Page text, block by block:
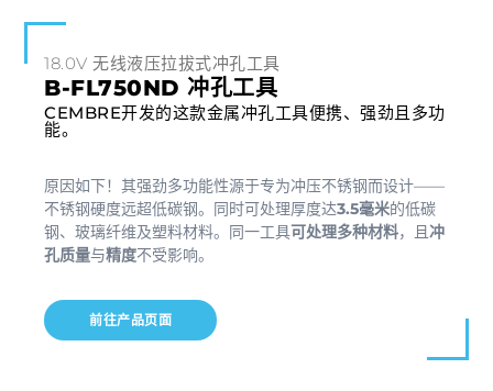
18.0V 无线液压拉拔式冲孔工具
B-FL750ND 冲孔工具
CEMBRE开发的这款金属冲孔工具便携、强劲且多功
能。
原因如下！其强劲多功能性源于专为冲压不锈钢而设计——
不锈钢硬度远超低碳钢。同时可处理厚度达3.5毫米的低碳
钢、玻璃纤维及塑料材料。同一工具可处理多种材料，且冲
孔质量与精度不受影响。
前往产品页面